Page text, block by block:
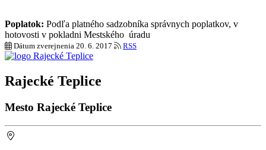
Poplatok: Podľa platného sadzobníka správnych poplatkov, v
hotovosti v pokladni Mestského úradu
Dátum zverejnenia 20. 6. 2017 RSS
Rajecké Teplice
Mesto Rajecké Teplice